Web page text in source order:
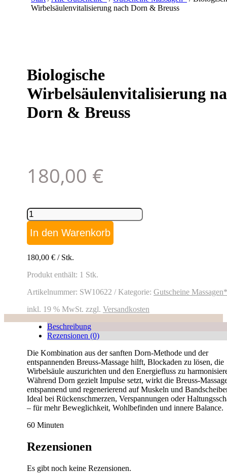
Wirbelsäulenvitalisierung nach Dorn & Breuss
Biologische
Wirbelsäulenvitalisierung
Dorn & Breuss
180,00 €
Biologische
Wirbelsäulenvitalisierung
nach
Dorn
Breuss
In den Warenkorb
180,00 € / Stk.
Produkt enthält: 1 Stk.
Artikelnummer: SW10622 Kategorie: Gutscheine Massagen*
inkl. 19 % MwSt. zzgl. Versandkosten
Beschreibung
Rezensionen (0)
Die Kombination aus der sanften Dorn-Methode und der
entspannenden Breuss-Massage hilft, Blockaden zu lösen, die
Wirbelsäule auszurichten und den Energiefluss zu
Während Dorn gezielt Impulse setzt, wirkt die Breuss-
entspannend und regenerierend auf Muskeln und
Ideal bei Rückenschmerzen, Verspannungen oder
– für mehr Beweglichkeit, Wohlbefinden und innere Balance.
60 Minuten
Rezensionen
Es gibt noch keine Rezensionen.